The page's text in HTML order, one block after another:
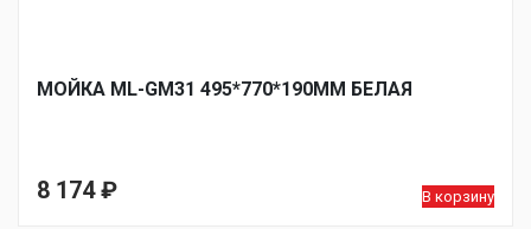
МОЙКА ML-GM31 495*770*190ММ БЕЛАЯ
8 174₽ В корзину